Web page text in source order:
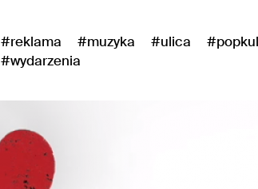
#reklama #muzyka #ulica
#wydarzenia